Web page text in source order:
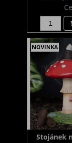
NOVINKA
Stojánek